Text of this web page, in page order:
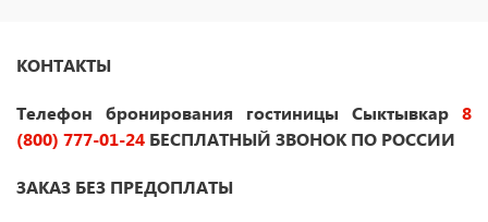
КОНТАКТЫ
Телефон бронирования гостиницы Сыктывкар 8
(800) 777-01-24 БЕСПЛАТНЫЙ ЗВОНОК ПО РОССИИ
ЗАКАЗ БЕЗ ПРЕДОПЛАТЫ